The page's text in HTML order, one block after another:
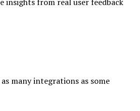
many integrations as some